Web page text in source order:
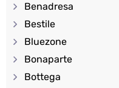
Benadresa
Bestile
Bluezone
Bonaparte
Bottega